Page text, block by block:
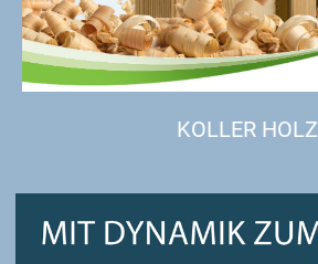
KOLLER HOLZ